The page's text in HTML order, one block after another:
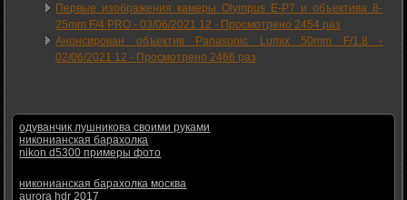
Первые изображения камеры Olympus E-P7 и объектива 8-
25mm F/4 PRO -03/06/2021 12 - Просмотрено 2454 раз
Анонсирован объектив Panasonic Lumix 50mm F/1.8 -
02/06/2021 12 - Просмотрено 2466 раз
одуванчик лушникова своими руками
никонианская барахолка
nikon d5300 примеры фото
никонианская барахолка москва
aurora hdr 2017